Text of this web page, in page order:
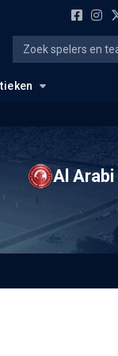
Al Arabi